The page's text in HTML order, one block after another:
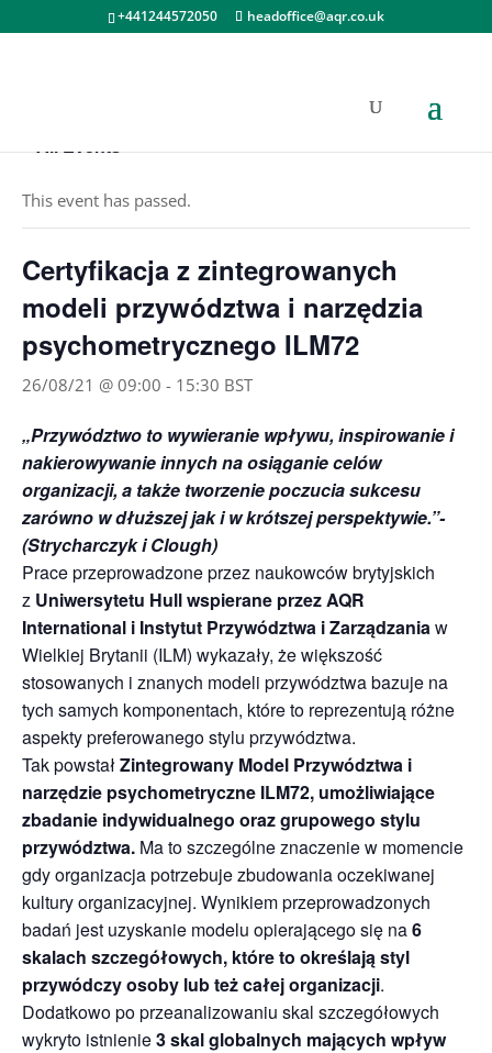
+441244572050 headoffice@aqr.co.uk
« All Events
This event has passed.
Certyfikacja z zintegrowanych
modeli przywództwa i narzędzia
psychometrycznego ILM72
26/08/21 @ 09:00 - 15:30 BST
„Przywództwo to wywieranie wpływu, inspirowanie i
nakierowywanie innych na osiąganie celów
organizacji, a także tworzenie poczucia sukcesu
zarówno w dłuższej jak i w krótszej perspektywie.”-
(Strycharczyk i Clough)
Prace przeprowadzone przez naukowców brytyjskich
z Uniwersytetu Hull wspierane przez AQR
International i Instytut Przywództwa i Zarządzaniaw
Wielkiej Brytanii (ILM) wykazały, że większość
stosowanych i znanych modeli przywództwa bazuje na
tych samych komponentach, które to reprezentują różne
aspekty preferowanego stylu przywództwa.
Tak powstałZintegrowany Model Przywództwa i
narzędzie psychometryczne ILM72, umożliwiające
zbadanie indywidualnego oraz grupowego stylu
przywództwa. Ma to szczególne znaczenie w momencie
gdy organizacja potrzebuje zbudowania oczekiwanej
kultury organizacyjnej. Wynikiem przeprowadzonych
badań jest uzyskanie modelu opierającego się na6
skalach szczegółowych, które to określają styl
przywódczy osoby lub też całej organizacji.
Dodatkowo po przeanalizowaniu skal szczegółowych
wykryto istnienie3 skal globalnych mających wpływ